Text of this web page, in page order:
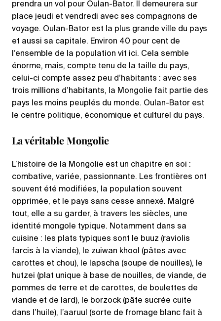
prendra un vol pour Oulan-Bator. Il demeurera sur
place jeudi et vendredi avec ses compagnons de
voyage. Oulan-Bator est la plus grande ville du pays
et aussi sa capitale. Environ 40 pour cent de
l’ensemble de la population vit ici. Cela semble
énorme, mais, compte tenu de la taille du pays,
celui-ci compte assez peu d’habitants : avec ses
trois millions d’habitants, la Mongolie fait partie des
pays les moins peuplés du monde. Oulan-Bator est
le centre politique, économique et culturel du pays.
La véritable Mongolie
L’histoire de la Mongolie est un chapitre en soi :
combative, variée, passionnante. Les frontières ont
souvent été modifiées, la population souvent
opprimée, et le pays sans cesse annexé. Malgré
tout, elle a su garder, à travers les siècles, une
identité mongole typique. Notamment dans sa
cuisine : les plats typiques sont le buuz (raviolis
farcis à la viande), le zuiwan khool (pâtes avec
carottes et chou), le lapscha (soupe de nouilles), le
hutzei (plat unique à base de nouilles, de viande, de
pommes de terre et de carottes, de boulettes de
viande et de lard), le borzock (pâte sucrée cuite
dans l’huile), l’aaruul (sorte de fromage blanc fait à